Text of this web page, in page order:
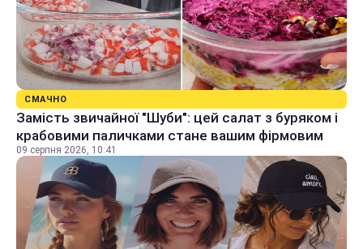
СМАЧНО
Замість звичайної "Шуби": цей салат з буряком і
крабовими паличками стане вашим фірмовим
09 серпня 2026, 10:41